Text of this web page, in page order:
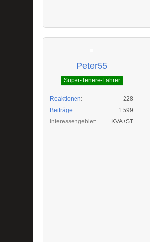
Peter55
Super-Tenere-Fahrer
Reaktionen
228
Beiträge
1.599
Interessengebiet
KVA+ST